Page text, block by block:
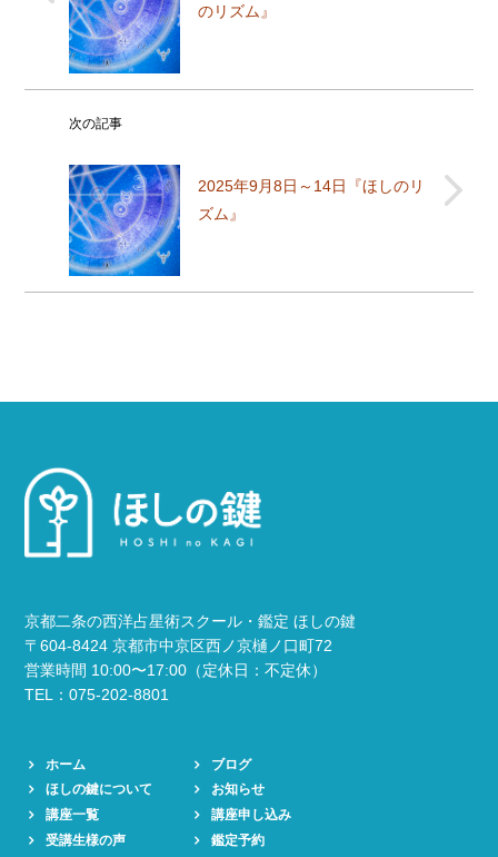
のリズム』
次の記事
2025年9月8日～14日『ほしのリ
ズム』
京都二条の西洋占星術スクール・鑑定 ほしの鍵
〒604-8424 京都市中京区西ノ京樋ノ口町72
営業時間 10:00〜17:00（定休日：不定休）
TEL：075-202-8801
ホーム
ほしの鍵について
講座一覧
受講生様の声
ブログ
お知らせ
講座申し込み
鑑定予約